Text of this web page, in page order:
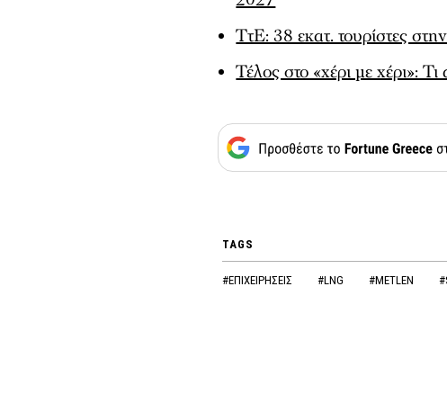
ΤτΕ: 38 εκατ. τουρίστες
Τέλος στο «χέρι με χέρι»:
TAGS
#ΕΠΙΧΕΙΡΗΣΕΙΣ #LNG #METLEN